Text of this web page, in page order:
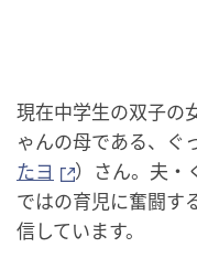
現在中学生の双子の
ゃんの母である、ぐ
たヨ
）さん。夫・
ではの育児に奮闘す
信しています。